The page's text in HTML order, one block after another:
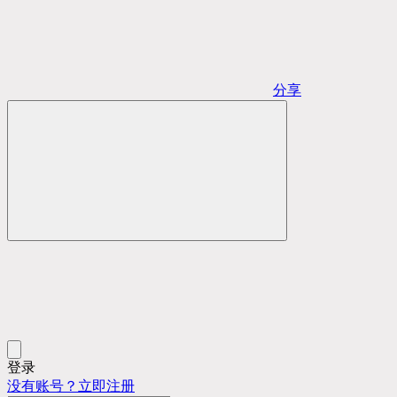
分享
登录
没有账号？立即注册